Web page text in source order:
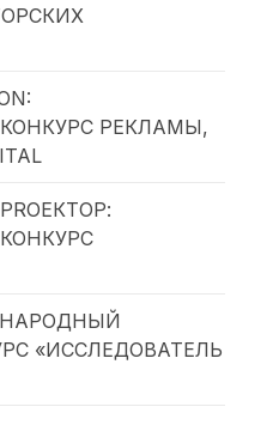
РЕКЛАМЫ,
«ИССЛЕДОВАТЕЛЬ